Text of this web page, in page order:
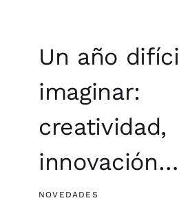
Un año
imaginar:
creatividad,
innovación…
NOVEDADES